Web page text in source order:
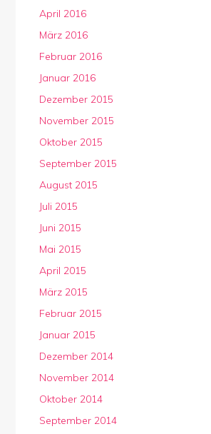
April 2016
März 2016
Februar 2016
Januar 2016
Dezember 2015
November 2015
Oktober 2015
September 2015
August 2015
Juli 2015
Juni 2015
Mai 2015
April 2015
März 2015
Februar 2015
Januar 2015
Dezember 2014
November 2014
Oktober 2014
September 2014